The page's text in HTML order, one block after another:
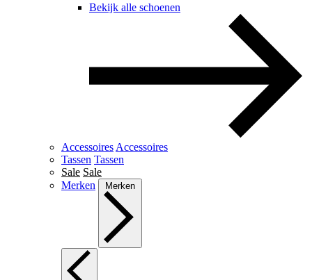
Bekijk alle schoenen
Accessoires Accessoires
Tassen Tassen
Sale Sale
Merken
Merken